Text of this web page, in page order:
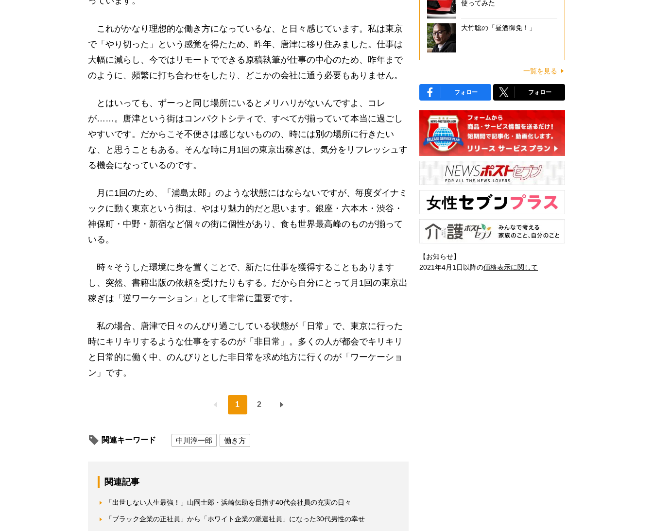
これがかなり理想的な働き方になっているな、と日々感じています。私は東京
で「やり切った」という感覚を得たため、昨年、唐津に移り住みました。仕事は
大幅に減らし、今ではリモートでできる原稿執筆が仕事の中心のため、昨年まで
のように、頻繁に打ち合わせをしたり、どこかの会社に通う必要もありません。
とはいっても、ずーっと同じ場所にいるとメリハリがないんですよ、コレ
が……。唐津という街はコンパクトシティで、すべてが揃っていて本当に過ごし
やすいです。だからこそ不便さは感じないものの、時には別の場所に行きたい
な、と思うこともある。そんな時に月1回の東京出稼ぎは、気分をリフレッシュす
る機会になっているのです。
月に1回のため、「浦島太郎」のような状態にはならないですが、毎度ダイナミ
ックに動く東京という街は、やはり魅力的だと思います。銀座・六本木・渋谷・
神保町・中野・新宿など個々の街に個性があり、食も世界最高峰のものが揃って
いる。
時々そうした環境に身を置くことで、新たに仕事を獲得することもあります
し、突然、書籍出版の依頼を受けたりもする。だから自分にとって月1回の東京出
稼ぎは「逆ワーケーション」として非常に重要です。
私の場合、唐津で日々のんびり過ごしている状態が「日常」で、東京に行った
時にキリキリするような仕事をするのが「非日常」。多くの人が都会でキリキリ
と日常的に働く中、のんびりとした非日常を求め地方に行くのが「ワーケーショ
ン」です。
1 2
関連キーワード 中川淳一郎 働き方
関連記事
「出世しない人生最強！」山岡士郎・浜崎伝助を目指す40代会社員の充実の日々
「ブラック企業の正社員」から「ホワイト企業の派遣社員」になった30代男性の幸せ
使ってみた
大竹聡の「昼酒御免！」
一覧を見る
フォロー フォロー
【お知らせ】
2021年4月1日以降の価格表示に関して